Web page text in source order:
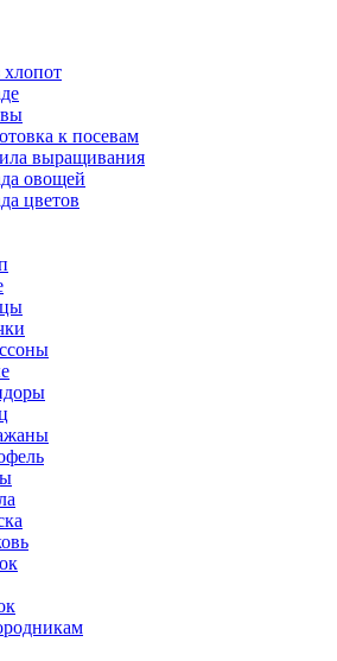
хлопот
к посевам
выращивания
овощей
цветов